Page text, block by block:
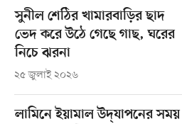
সুনীল শেঠির খামারবাড়ির ছাদ
ভেদ করে উঠে গেছে গাছ, ঘরের
নিচে ঝরনা
২৫ জুলাই ২০২৬
লামিনে ইয়ামাল উদ্‌যাপনের সময়